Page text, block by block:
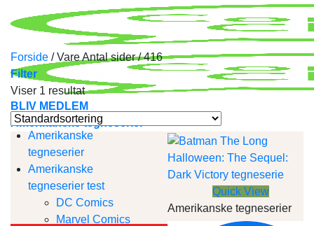
BLIV MEDLEM
Amerikanske tegneserier
Forside /Vare Antal sider/416
Filter
Viser 1 resultat
Amerikanske
tegneserier
Amerikanske
tegneserier test
DC Comics
Marvel Comics
Quick View
Amerikanske tegneserier